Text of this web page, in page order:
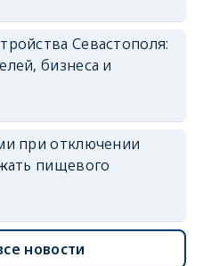
Севастополя:
бизнеса и
при отключении
пищевого
новости